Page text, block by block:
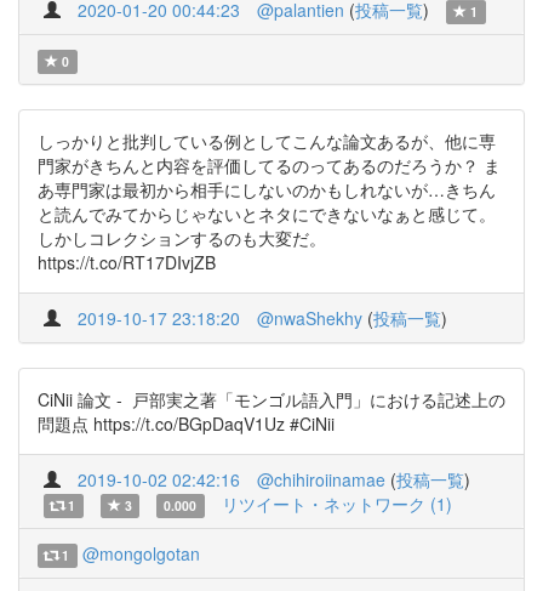
2020-01-20 00:44:23 @palantien (投稿一覧) 1
0
しっかりと批判している例としてこんな論文あるが、他に専
門家がきちんと内容を評価してるのってあるのだろうか？ ま
あ専門家は最初から相手にしないのかもしれないが…きちん
と読んでみてからじゃないとネタにできないなぁと感じて。
しかしコレクションするのも大変だ。
https://t.co/RT17DIvjZB
2019-10-17 23:18:20 @nwaShekhy (投稿一覧)
CiNii 論文 - 戸部実之著「モンゴル語入門」における記述上の
問題点 https://t.co/BGpDaqV1Uz #CiNii
2019-10-02 02:42:16 @chihiroiinamae (投稿一覧)
1 3 0.000 リツイート・ネットワーク (1)
1 @mongolgotan